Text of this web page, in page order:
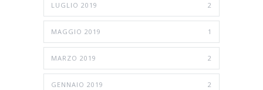
LUGLIO 2019 2
MAGGIO 2019 1
MARZO 2019 2
GENNAIO 2019 2